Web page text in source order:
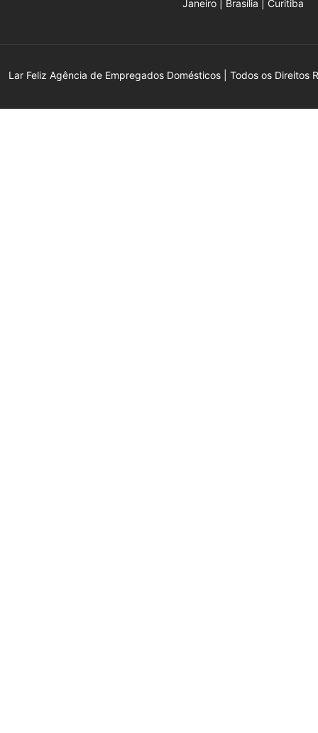
Janeiro | Brasília | Curitiba
Lar Feliz Agência de Empregados Domésticos | Todos os Direitos